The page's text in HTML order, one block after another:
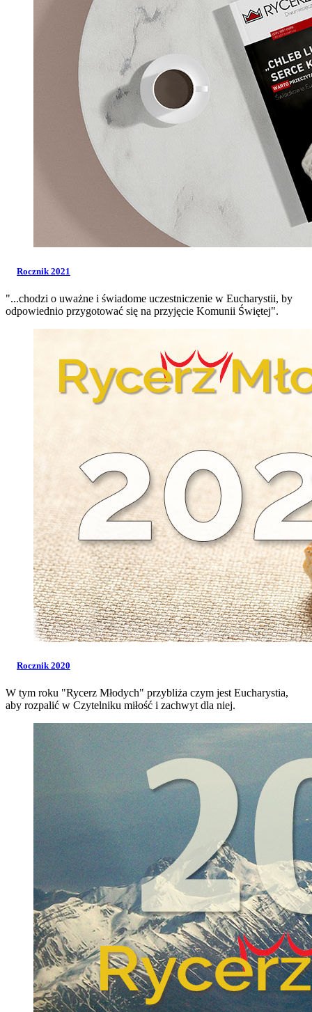
Rocznik 2021
"...chodzi o uważne i świadome uczestniczenie w Eucharystii, by
odpowiednio przygotować się na przyjęcie Komunii Świętej".
Rocznik 2020
W tym roku "Rycerz Młodych" przybliża czym jest Eucharystia,
aby rozpalić w Czytelniku miłość i zachwyt dla niej.